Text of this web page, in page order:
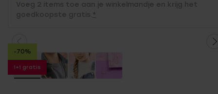
Voeg 2 items toe aan je winkelmandje en krijg het
goedkoopste gratis. *
-70%
1+1 gratis